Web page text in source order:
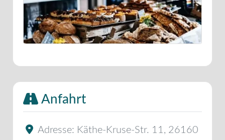
Anfahrt
Adresse: Käthe-Kruse-Str. 11 , 26160